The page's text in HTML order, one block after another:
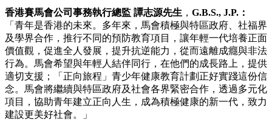
香港賽馬會公司事務執行總監 譚志源先生 ， G.B.S., J.P.：
「青年是香港的未來。多年來，馬會積極與特區政府、社福界
及學界合作，推行不同的預防教育項目，讓年輕一代培養正面
價值觀，促進全人發展，提升抗逆能力，從而遠離成癮與非法
行為。馬會希望與年輕人結伴同行，在他們的成長路上，提供
適切支援；「正向旅程」青少年健康教育計劃正好實踐這份信
念。馬會將繼續與特區政府及社會各界緊密合作，透過多元化
項目，協助青年建立正向人生，成為積極健康的新一代，致力
建設更美好社會。」